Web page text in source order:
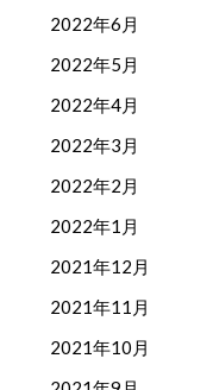
2022年6月
2022年5月
2022年4月
2022年3月
2022年2月
2022年1月
2021年12月
2021年11月
2021年10月